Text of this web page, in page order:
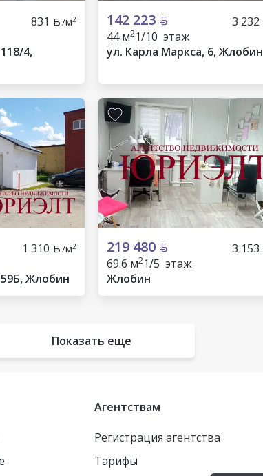
831 /м2
4,
142 223 3 232
44 м21/10 этаж
ул. Карла Маркса, 6, Жлобин
1 310 /м2
Жлобин
219 480 3 153
69.6 м21/5 этаж
Жлобин
Показать еще
Агентствам
Регистрация агентства
Тарифы